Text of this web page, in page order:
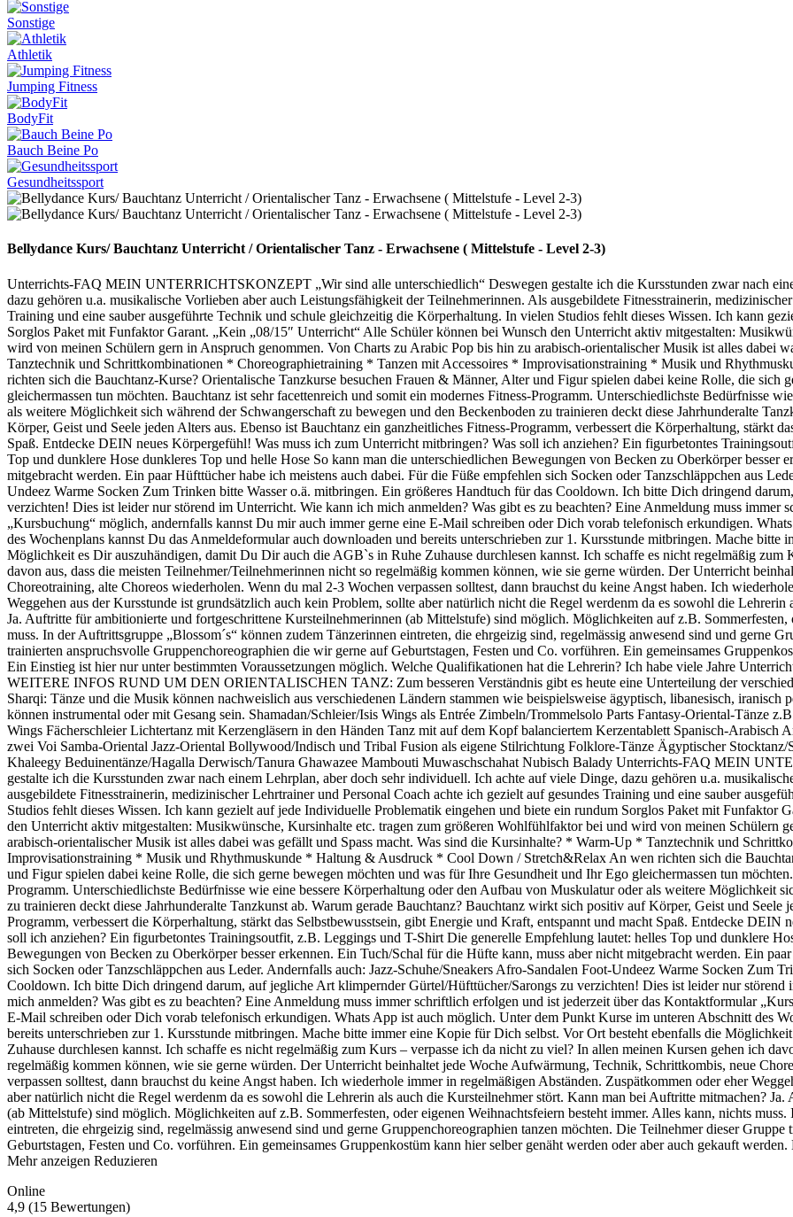
Sonstige
Athletik
Jumping Fitness
BodyFit
Bauch Beine Po
Gesundheitssport
Bellydance Kurs/ Bauchtanz Unterricht / Orientalischer Tanz - Erwachsene ( Mittelstufe - Level 2-3)
Unterrichts-FAQ MEIN UNTERRICHTSKONZEPT „Wir sind alle unterschiedlich“ Deswegen gestalte ich die Kursstunden zwar nach
Mehr anzeigen Reduzieren
Online
4,9 (15 Bewertungen)